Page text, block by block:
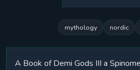
mythology nordic
A Book of Demi Gods III a